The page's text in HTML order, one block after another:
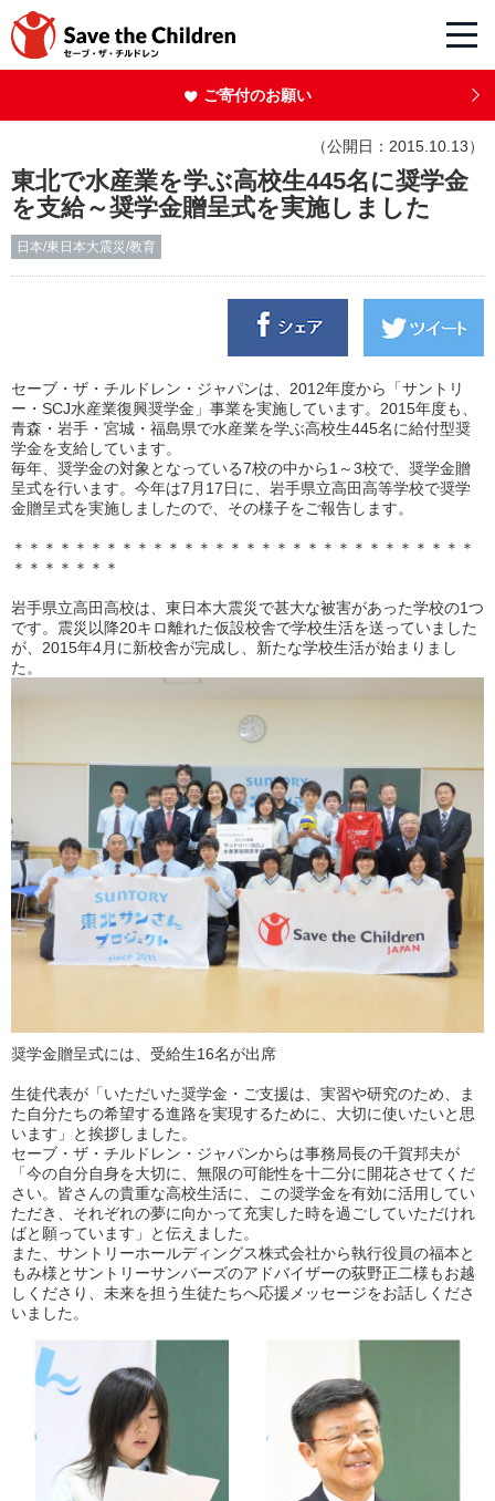
ご寄付のお願い
（公開日：2015.10.13）
東北で水産業を学ぶ高校生445名に奨学金
を支給～奨学金贈呈式を実施しました
日本/東日本大震災/教育
セーブ・ザ・チルドレン・ジャパンは、2012年度から「サントリ
ー・SCJ水産業復興奨学金」事業を実施しています。2015年度も、
青森・岩手・宮城・福島県で水産業を学ぶ高校生445名に給付型奨
学金を支給しています。
毎年、奨学金の対象となっている7校の中から1～3校で、奨学金贈
呈式を行います。今年は7月17日に、岩手県立高田高等学校で奨学
金贈呈式を実施しましたので、その様子をご報告します。
＊＊＊＊＊＊＊＊＊＊＊＊＊＊＊＊＊＊＊＊＊＊＊＊＊＊＊＊＊＊
＊＊＊＊＊＊＊
岩手県立高田高校は、東日本大震災で甚大な被害があった学校の1つ
です。震災以降20キロ離れた仮設校舎で学校生活を送っていました
が、2015年4月に新校舎が完成し、新たな学校生活が始まりまし
た。
奨学金贈呈式には、受給生16名が出席
生徒代表が「いただいた奨学金・ご支援は、実習や研究のため、ま
た自分たちの希望する進路を実現するために、大切に使いたいと思
います」と挨拶しました。
セーブ・ザ・チルドレン・ジャパンからは事務局長の千賀邦夫が
「今の自分自身を大切に、無限の可能性を十二分に開花させてくだ
さい。皆さんの貴重な高校生活に、この奨学金を有効に活用してい
ただき、それぞれの夢に向かって充実した時を過ごしていただけれ
ばと願っています」と伝えました。
また、サントリーホールディングス株式会社から執行役員の福本と
もみ様とサントリーサンバーズのアドバイザーの荻野正二様もお越
しくださり、未来を担う生徒たちへ応援メッセージをお話しくださ
いました。